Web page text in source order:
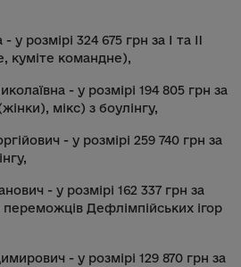
у розмірі 324 675 грн за I та II
куміте командне),
- у розмірі 194 805 грн за
мікс) з боулінгу,
- у розмірі 259 740 грн за
- у розмірі 162 337 грн за
переможців Дефлімпійських ігор
- у розмірі 129 870 грн за